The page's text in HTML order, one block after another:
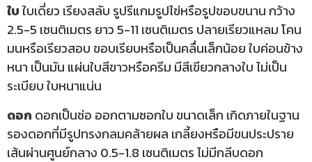
ใบใบเดี่ยว เรียงสลับ รูปรีแกมรูปไข่หรือรูปขอบขนาน กว้าง
2.5-5 เซนติเมตร ยาว 5-11 เซนติเมตร ปลายเรียวแหลม โคน
มนหรือเรียวสอบ ขอบเรียบหรือเป็นคลื่นเล็กน้อย ใบค่อนข้าง
หนา เป็นมัน แผ่นใบสีขาวหรือครีม มีสีเขียวกลางใบ ไม่เป็น
ระเบียบ ใบหนาแน่น
ดอก ดอกเป็นช่อ ออกตามซอกใบ ขนาดเล็ก เกิดภายในฐาน
รองดอกที่มีรูปทรงกลมคล้ายผล เกลี้ยงหรือมีขนประปราย
เส้นผ่านศูนย์กลาง 0.5-1.8 เซนติเมตร ไม่มีกลีบดอก